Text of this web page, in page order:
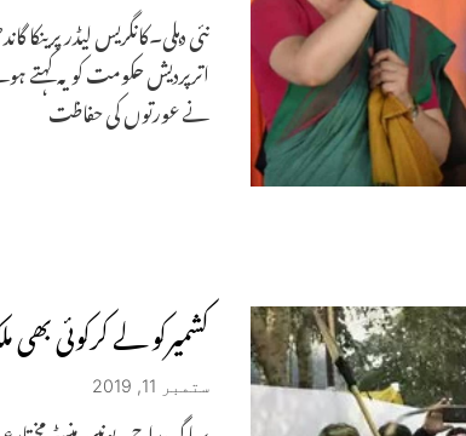
نئی دہلی۔کانگریس لیڈر
اترپردیش حکومت کو یہ کہتے
نے عورتوں کی حفاظت
کشمیرکو لے کرکوئی
ستمبر 11, 2019